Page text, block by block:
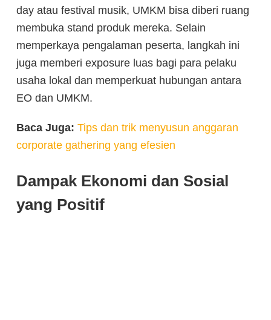
day atau festival musik, UMKM bisa diberi ruang
membuka stand produk mereka. Selain
memperkaya pengalaman peserta, langkah ini
juga memberi exposure luas bagi para pelaku
usaha lokal dan memperkuat hubungan antara
EO dan UMKM.
Baca Juga: Tips dan trik menyusun anggaran
corporate gathering yang efesien
Dampak Ekonomi dan Sosial
yang Positif